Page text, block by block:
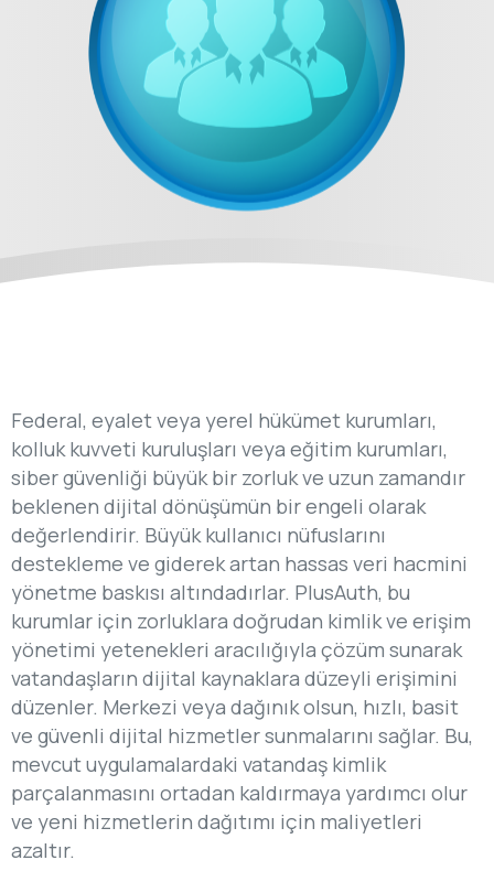
Federal, eyalet veya yerel hükümet kurumları,
kolluk kuvveti kuruluşları veya eğitim kurumları,
siber güvenliği büyük bir zorluk ve uzun zamandır
beklenen dijital dönüşümün bir engeli olarak
değerlendirir. Büyük kullanıcı nüfuslarını
destekleme ve giderek artan hassas veri hacmini
yönetme baskısı altındadırlar. PlusAuth, bu
kurumlar için zorluklara doğrudan kimlik ve erişim
yönetimi yetenekleri aracılığıyla çözüm sunarak
vatandaşların dijital kaynaklara düzeyli erişimini
düzenler. Merkezi veya dağınık olsun, hızlı, basit
ve güvenli dijital hizmetler sunmalarını sağlar. Bu,
mevcut uygulamalardaki vatandaş kimlik
parçalanmasını ortadan kaldırmaya yardımcı olur
ve yeni hizmetlerin dağıtımı için maliyetleri
azaltır.